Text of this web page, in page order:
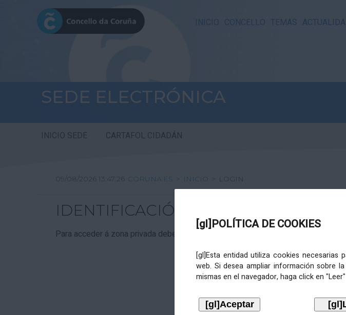
INICIO CONCELLO TEMAS
SEDE ELECTRÓNICA
INICIO SEDE CARTAFOL CIDADÁN
[gl]POLÍTICA DE COOKIES
[gl]Esta entidad utiliza cookies
web. Si desea ampliar información sobre
mismas en el navegador, haga click en "Leer"
09/08/2026 13:47:26 CORUNA.ES > INICIO > LOGIN
IDENTIFICACIÓN
Para acceder á zona privada debe identificarse mediante Cl@ve. Pulse no logotipo